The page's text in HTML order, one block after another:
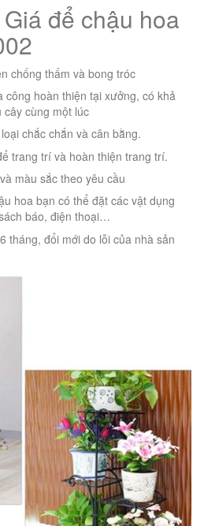
để chậu hoa
chống thấm và bong tróc
công hoàn thiện tại xưởng, có khả
cây cùng một lúc
chắc chắn và cân bằng.
trang trí và hoàn thiện trang trí.
màu sắc theo yêu cầu
hoa bạn có thể đặt các vật dụng
báo, điện thoại…
tháng, đổi mới do lỗi của nhà sản